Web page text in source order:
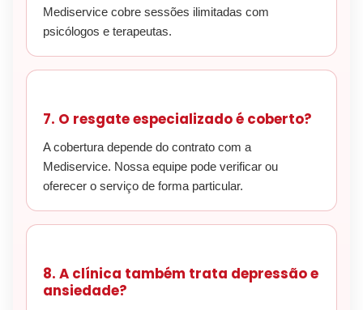
Mediservice cobre sessões ilimitadas com
psicólogos e terapeutas.
7. O resgate especializado é coberto?
A cobertura depende do contrato com a
Mediservice. Nossa equipe pode verificar ou
oferecer o serviço de forma particular.
8. A clínica também trata depressão e
ansiedade?